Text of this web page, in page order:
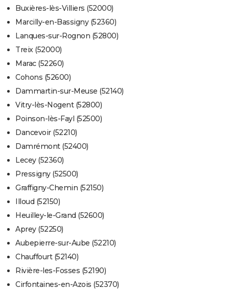
Buxières-lès-Villiers (52000)
Marcilly-en-Bassigny (52360)
Lanques-sur-Rognon (52800)
Treix (52000)
Marac (52260)
Cohons (52600)
Dammartin-sur-Meuse (52140)
Vitry-lès-Nogent (52800)
Poinson-lès-Fayl (52500)
Dancevoir (52210)
Damrémont (52400)
Lecey (52360)
Pressigny (52500)
Graffigny-Chemin (52150)
Illoud (52150)
Heuilley-le-Grand (52600)
Aprey (52250)
Aubepierre-sur-Aube (52210)
Chauffourt (52140)
Rivière-les-Fosses (52190)
Cirfontaines-en-Azois (52370)